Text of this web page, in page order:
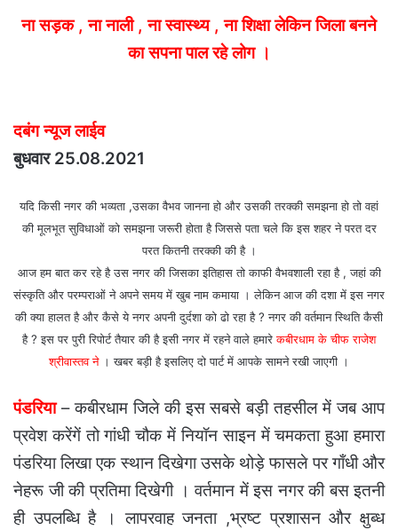
ना सड़क , ना नाली , ना स्वास्थ्य , ना शिक्षा लेकिन जिला बनने
का सपना पाल रहे लोग ।
दबंग न्यूज लाईव
बुधवार 25.08.2021
यदि किसी नगर की भव्यता ,उसका वैभव जानना हो और उसकी तरक्की समझना हो तो वहां
की मूलभूत सुविधाओं को समझना जरूरी होता है जिससे पता चले कि इस शहर ने परत दर
परत कितनी तरक्की की है ।
आज हम बात कर रहे है उस नगर की जिसका इतिहास तो काफी वैभवशाली रहा है , जहां की
संस्कृति और परम्पराओं ने अपने समय में खुब नाम कमाया । लेकिन आज की दशा में इस नगर
की क्या हालत है और कैसे ये नगर अपनी दुर्दशा को ढो रहा है ? नगर की वर्तमान स्थिति कैसी
है ? इस पर पुरी रिपोर्ट तैयार की है इसी नगर में रहने वाले हमारेकबीरधाम के चीफ राजेश
श्रीवास्तव ने। खबर बड़ी है इसलिए दो पार्ट में आपके सामने रखी जाएगी ।
पंडरिया – कबीरधाम जिले की इस सबसे बड़ी तहसील में जब आप
प्रवेश करेंगें तो गांधी चौक में नियॉन साइन में चमकता हुआ हमारा
पंडरिया लिखा एक स्थान दिखेगा उसके थोड़े फासले पर गाँधी और
नेहरू जी की प्रतिमा दिखेगी । वर्तमान में इस नगर की बस इतनी
ही उपलब्धि है ।लापरवाह जनता ,भ्रष्ट प्रशासन और क्षुब्ध